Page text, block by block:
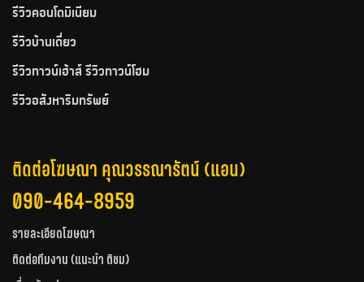
รีวิวคอนโดมิเนียม
รีวิวบ้านเดี่ยว
รีวิวทาวน์เฮ้าส์ รีวิวทาวน์โฮม
รีวิวอสังหาริมทรัพย์
ติดต่อโฆษณา คุณวรรณารัตน์ (แอน)
090-464-8959
รายละเอียดโฆษณา
ติดต่อทีมงาน (แนะนำ ติชม)